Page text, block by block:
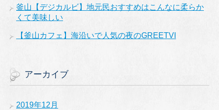
釜山【デジカルビ】地元民おすすめはこんなに柔らか
くて美味しい
【釜山カフェ】海沿いで人気の夜のGREETVI
アーカイブ
2019年12月